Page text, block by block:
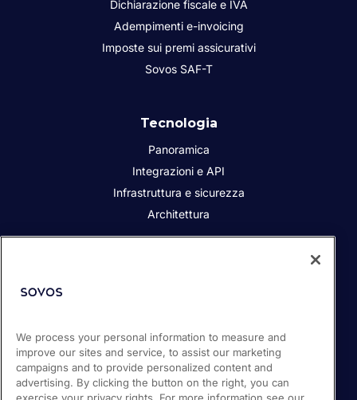
Dichiarazione fiscale e IVA
Adempimenti e-invoicing
Imposte sui premi assicurativi
Sovos SAF-T
Tecnologia
Panoramica
Integrazioni e API
Infrastruttura e sicurezza
Architettura
i Partner
Sala stampa
Lavora con noi
We process your personal information to measure and
improve our sites and service, to assist our marketing
campaigns and to provide personalized content and
advertising. By clicking the button on the right, you can